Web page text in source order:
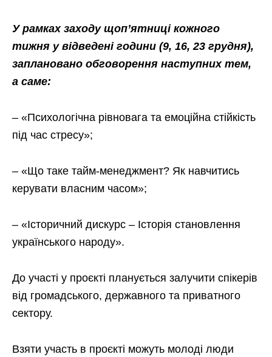
У рамках заходу щоп’ятниці кожного
тижня у відведені години (9, 16, 23 грудня),
заплановано обговорення наступних тем,
а саме:
– «Психологічна рівновага та емоційна стійкість
під час стресу»;
– «Що таке тайм-менеджмент? Як навчитись
керувати власним часом»;
– «Історичний дискурс – Історія становлення
українського народу».
До участі у проєкті планується залучити спікерів
від громадського, державного та приватного
сектору.
Взяти участь в проєкті можуть молоді люди